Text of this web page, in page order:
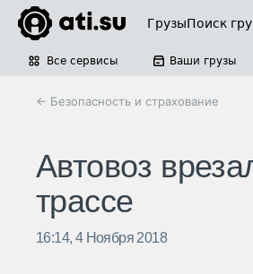
ГрузыПоиск
Все сервисы Ваши грузы
← Безопасность и страхование
Автовоз
трассе
16:14, 4 Ноября 2018